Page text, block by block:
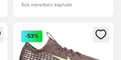
Sok méretben kapható
vagy a tagként
Megnyit egy modált a
-53%